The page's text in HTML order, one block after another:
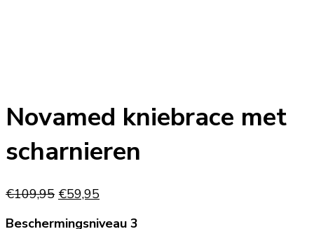
Novamed kniebrace met
scharnieren
€109,95 Oorspronkelijke
€59,95
Beschermingsniveau 3